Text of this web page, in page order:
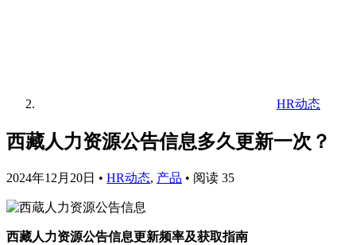
HR动态
西藏人力资源公告信息多久更新一次？
2024年12月20日 • HR动态, 产品 • 阅读 35
西藏人力资源公告信息更新频率及获取指南